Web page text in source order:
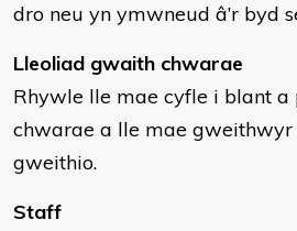
dro neu yn ymwneud â’r byd
Lleoliad gwaith chwarae
Rhywle lle mae cyfle i blant a
chwarae a lle mae
gweithio.
Staff